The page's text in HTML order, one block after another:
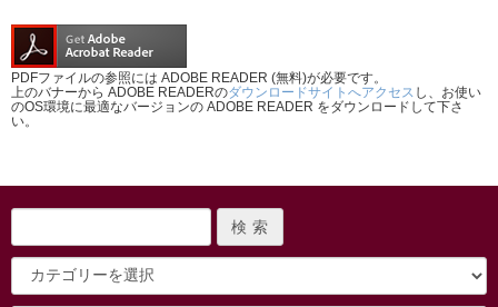
PDFファイルの参照には ADOBE READER (無料)が必要です。
上のバナーから ADOBE READERのダウンロードサイトへアクセス し、お使い
のOS環境に最適なバージョンの ADOBE READER をダウンロードして下さ
い。